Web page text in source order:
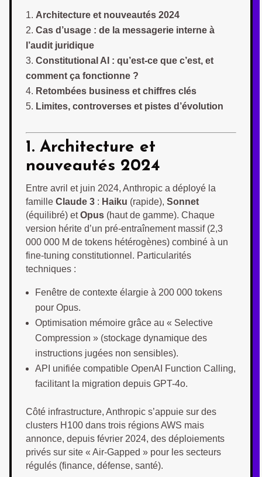
Architecture et nouveautés 2024
Cas d’usage : de la messagerie interne à
l’audit juridique
Constitutional AI : qu’est-ce que c’est, et
comment ça fonctionne ?
Retombées business et chiffres clés
Limites, controverses et pistes d’évolution
1. Architecture et
nouveautés 2024
Entre avril et juin 2024, Anthropic a déployé la
famille Claude 3 : Haiku (rapide), Sonnet
(équilibré) etOpus (haut de gamme). Chaque
version hérite d’un pré-entraînement massif (2,3
000 000 M de tokens hétérogènes) combiné à un
fine-tuning constitutionnel. Particularités
techniques :
Fenêtre de contexte élargie à 200 000 tokens
pour Opus.
Optimisation mémoire grâce au « Selective
Compression » (stockage dynamique des
instructions jugées non sensibles).
API unifiée compatible OpenAI Function Calling,
facilitant la migration depuis GPT-4o.
Côté infrastructure, Anthropic s’appuie sur des
clusters H100 dans trois régions AWS mais
annonce, depuis février 2024, des déploiements
privés sur site « Air-Gapped » pour les secteurs
régulés (finance, défense, santé).